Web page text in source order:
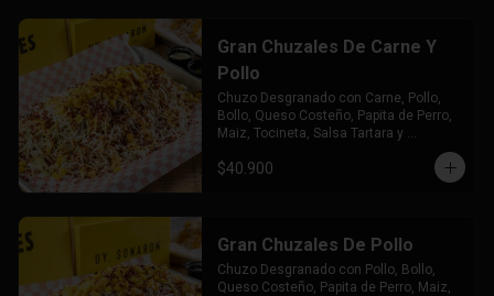
Gran Chuzales De Carne Y
Pollo
Chuzo Desgranado con Carne, Pollo,
Bollo, Queso Costeño, Papita de Perro,
Maiz, Tocineta, Salsa Tartara y
$40.900
Gran Chuzales De Pollo
Chuzo Desgranado con Pollo, Bollo,
Queso Costeño, Papita de Perro, Maiz,